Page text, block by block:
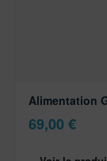
Alimentation
69,00 €